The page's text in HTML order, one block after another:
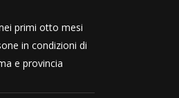
primi otto mesi
in condizioni di
e provincia